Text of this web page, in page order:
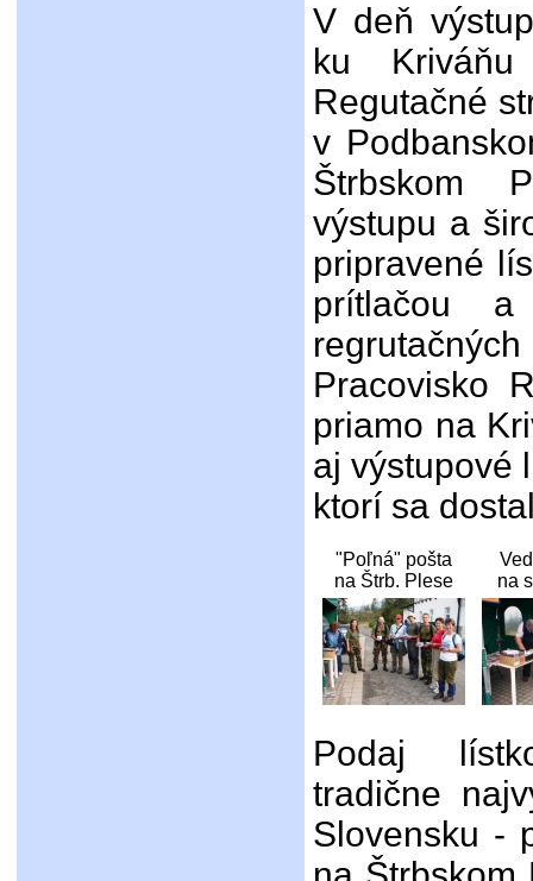
V deň
ku Kriváňu
Regutačné
v
Štrbskom
výstupu a
pripravené
prítlačou
Pracovisko
priamo na
aj výstupové
ktorí sa
"Poľná" pošta
na Štrb. Plese
na
Podaj
tradične
Slovensku -